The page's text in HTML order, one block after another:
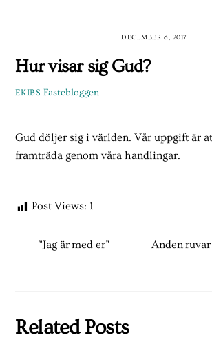
DECEMBER 8, 2017
Hur visar sig Gud?
EKIBS Fastebloggen
Gud döljer sig i världen. Vår uppgift är
framträda genom våra handlingar.
Post Views: 1
”Jag är med er” Anden
Related Posts